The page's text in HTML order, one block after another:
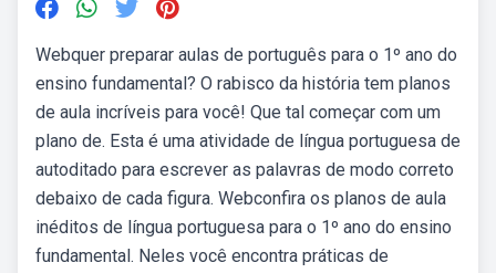
Webquer preparar aulas de português para o 1º ano do
ensino fundamental? O rabisco da história tem planos
de aula incríveis para você! Que tal começar com um
plano de. Esta é uma atividade de língua portuguesa de
autoditado para escrever as palavras de modo correto
debaixo de cada figura. Webconfira os planos de aula
inéditos de língua portuguesa para o 1º ano do ensino
fundamental. Neles você encontra práticas de